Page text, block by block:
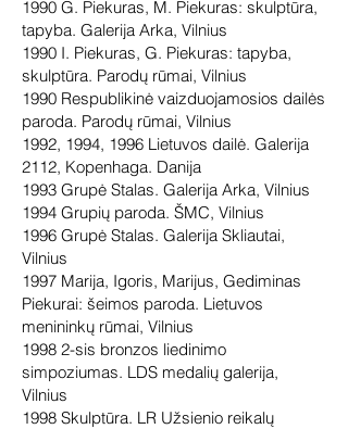
1990 G. Piekuras, M. Piekuras: skulptūra,
tapyba. Galerija Arka, Vilnius
1990 I. Piekuras, G. Piekuras: tapyba,
skulptūra. Parodų rūmai, Vilnius
1990 Respublikinė vaizduojamosios dailės
paroda. Parodų rūmai, Vilnius
1992, 1994, 1996 Lietuvos dailė. Galerija
2112, Kopenhaga. Danija
1993 Grupė Stalas. Galerija Arka, Vilnius
1994 Grupių paroda. ŠMC, Vilnius
1996 Grupė Stalas. Galerija Skliautai,
Vilnius
1997 Marija, Igoris, Marijus, Gediminas
Piekurai: šeimos paroda. Lietuvos
menininkų rūmai, Vilnius
1998 2-sis bronzos liedinimo
simpoziumas. LDS medalių galerija,
Vilnius
1998 Skulptūra. LR Užsienio reikalų